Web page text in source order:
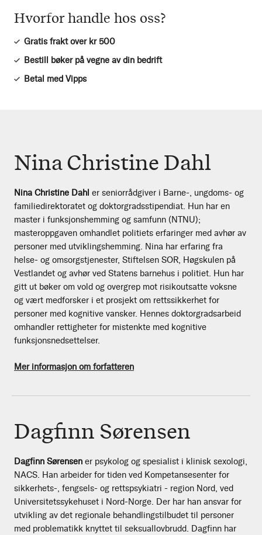
Hvorfor handle hos oss?
Gratis frakt over kr 500
Bestill bøker på vegne av din bedrift
Betal med Vipps
Nina Christine Dahl
Nina Christine Dahl er seniorrådgiver i Barne-, ungdoms- og
familiedirektoratet og doktorgradsstipendiat. Hun har en
master i funksjonshemming og samfunn (NTNU);
masteroppgaven omhandlet politiets erfaringer med avhør av
personer med utviklingshemming. Nina har erfaring fra
helse- og omsorgstjenester, Stiftelsen SOR, Høgskulen på
Vestlandet og avhør ved Statens barnehus i politiet. Hun har
gitt ut bøker om vold og overgrep mot risikoutsatte voksne
og vært medforsker i et prosjekt om rettssikkerhet for
personer med kognitive vansker. Hennes doktorgradsarbeid
omhandler rettigheter for mistenkte med kognitive
funksjonsnedsettelser.
Mer informasjon om forfatteren
Dagfinn Sørensen
Dagfinn Sørensen er psykolog og spesialist i klinisk sexologi,
NACS. Han arbeider for tiden ved Kompetansesenter for
sikkerhets-, fengsels- og rettspsykiatri - region Nord, ved
Universitetssykehuset i Nord-Norge. Der har han ansvar for
utvikling av det regionale behandlingstilbudet til personer
med problematikk knyttet til seksuallovbrudd. Dagfinn har